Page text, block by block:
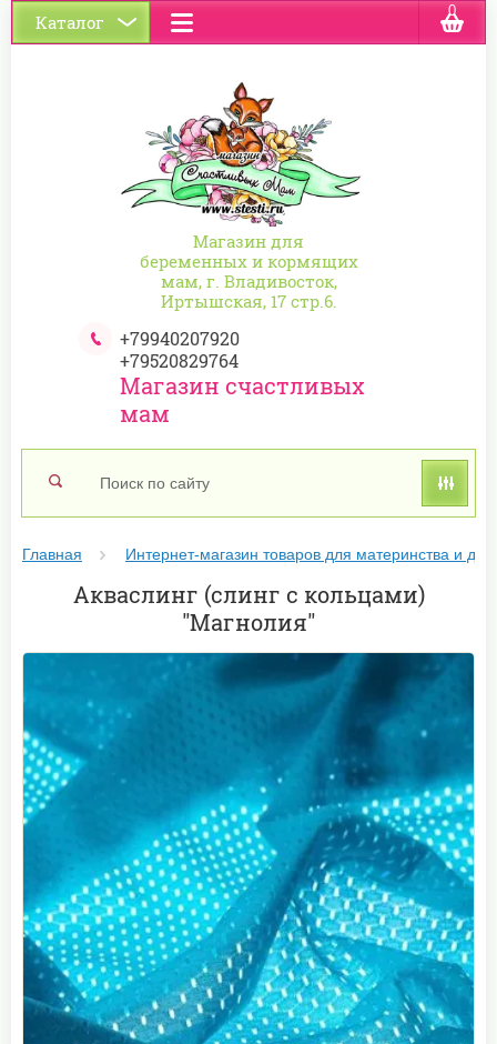
Магазин для
беременных и кормящих
мам, г. Владивосток,
Иртышская, 17 стр.6.
+79940207920
+79520829764
Магазин счастливых
мам
Главная Интернет-магазин товаров для материнства и
Акваслинг (слинг с кольцами)
"Магнолия"
0
Каталог